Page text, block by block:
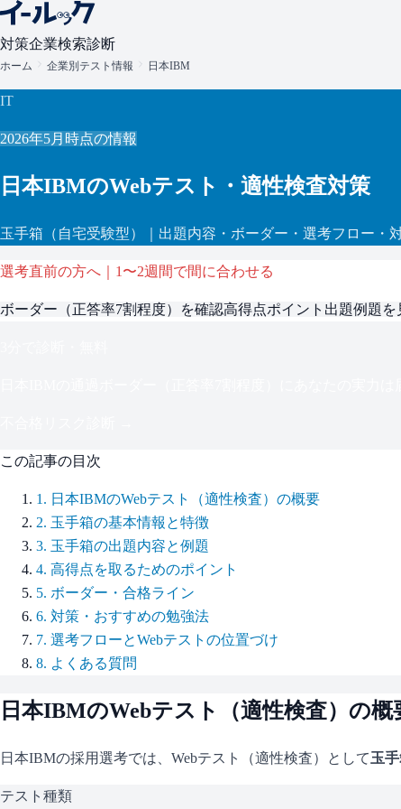
対策企業検索診断
ホーム 企業別テスト情報 日本IBM
IT
2026年5月 時点の情報
日本IBMのWebテスト・適性検査対策
玉手箱 （自宅受験型） ｜出題内容・ボーダー・選考フロー・
選考直前の方へ｜1〜2週間で間に合わせる
ボーダー（正答率7割程度）を確認高得点ポイント 出題例題を
この記事の目次
1 . 日本IBMのWebテスト（適性検査）の概要
2. 玉手箱の基本情報と特徴
3. 玉手箱の出題内容と例題
4. 高得点を取るためのポイント
5. ボーダー・合格ライン
6. 対策・おすすめの勉強法
7. 選考フローとWebテストの位置づけ
8. よくある質問
日本IBMのWebテスト（適性検査）の概
日本IBMの採用選考では、Webテスト（適性検査）として玉
テスト種類